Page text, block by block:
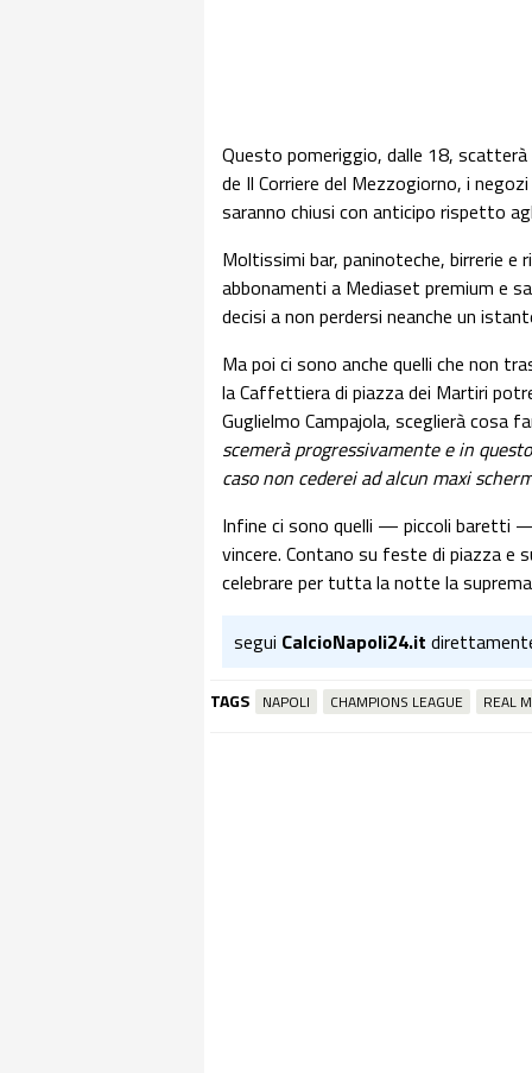
Questo pomeriggio, dalle 18, scatterà
de Il Corriere del Mezzogiorno, i
saranno chiusi con anticipo rispetto
Moltissimi bar, paninoteche, birrerie
abbonamenti a Mediaset premium e
decisi a non perdersi neanche un
Ma poi ci sono anche quelli che non
la Caffettiera di piazza dei Martiri
Guglielmo Campajola, sceglierà cosa
scemerà progressivamente e in
caso non cederei ad alcun maxi
Infine ci sono quelli — piccoli baretti
vincere. Contano su feste di piazza e
celebrare per tutta la notte la
segui CalcioNapoli24.it
TAGS NAPOLI CHAMPIONS LEAGUE REAL